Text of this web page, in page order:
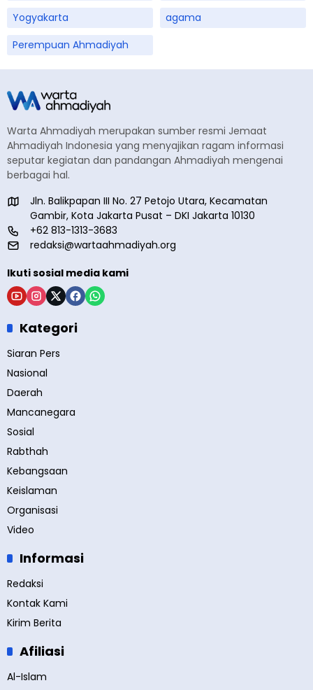
Yogyakarta
agama
Perempuan Ahmadiyah
Warta Ahmadiyah merupakan sumber resmi Jemaat
Ahmadiyah Indonesia yang menyajikan ragam informasi
seputar kegiatan dan pandangan Ahmadiyah mengenai
berbagai hal.
Jln. Balikpapan III No. 27 Petojo Utara, Kecamatan
Gambir, Kota Jakarta Pusat – DKI Jakarta 10130
+62 813-1313-3683
redaksi@wartaahmadiyah.org
Ikuti sosial media kami
Kategori
Siaran Pers
Nasional
Daerah
Mancanegara
Sosial
Rabthah
Kebangsaan
Keislaman
Organisasi
Video
Informasi
Redaksi
Kontak Kami
Kirim Berita
Afiliasi
Al-Islam